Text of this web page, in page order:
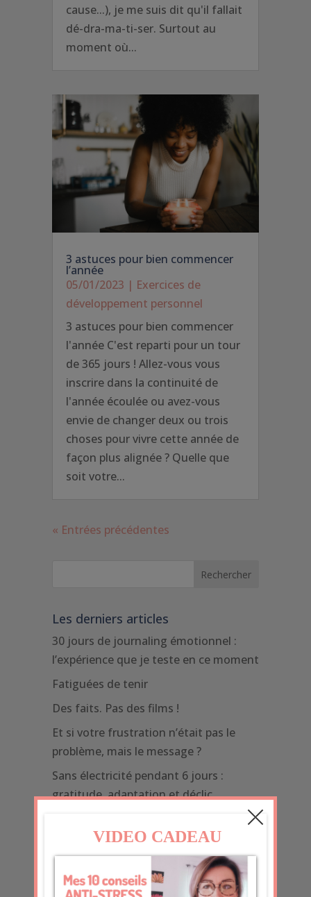
cause...), je me suis dit qu'il fallait
dé-dra-ma-ti-ser. Surtout au
moment où...
3 astuces pour bien commencer
l’année
05/01/2023 | Exercices de
développement personnel
3 astuces pour bien commencer
l'année C'est reparti pour un tour
de 365 jours ! Allez-vous vous
inscrire dans la continuité de
l'année écoulée ou avez-vous
envie de changer deux ou trois
choses pour vivre cette année de
façon plus alignée ? Quelle que
soit votre...
« Entrées précédentes
Les derniers articles
30 jours de journaling émotionnel :
l’expérience que je teste en ce moment
Fatiguées de tenir
Des faits. Pas des films !
Et si votre frustration n’était pas le
problème, mais le message ?
Sans électricité pendant 6 jours :
gratitude, adaptation et déclic
Quand le monde pèse trop :
comprendre et protéger sa sensibilité
1er article de 2026 mais 600ème du